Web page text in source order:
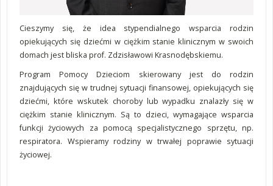
Cieszymy się, że idea stypendialnego wsparcia rodzin
opiekujących się dziećmi w ciężkim stanie klinicznym w swoich
domach jest bliska prof. Zdzisławowi Krasnodębskiemu.
Program Pomocy Dzieciom skierowany jest do rodzin
znajdujących się w trudnej sytuacji finansowej, opiekujących się
dziećmi, które wskutek choroby lub wypadku znalazły się w
ciężkim stanie klinicznym. Są to dzieci, wymagające wsparcia
funkcji życiowych za pomocą specjalistycznego sprzętu, np.
respiratora. Wspieramy rodziny w trwałej poprawie sytuacji
życiowej.